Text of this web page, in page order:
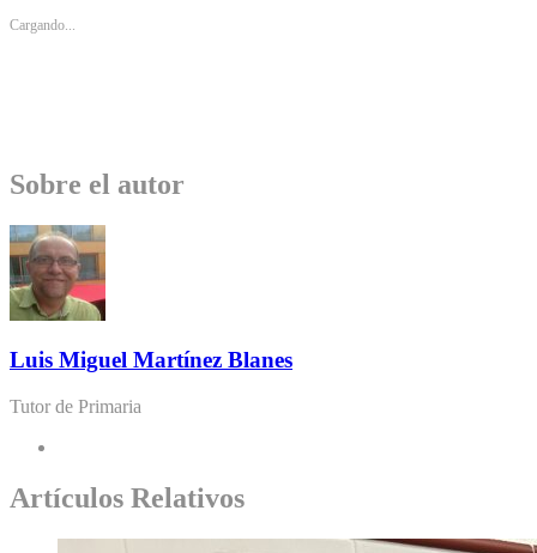
Cargando...
Sobre el autor
Luis Miguel Martínez Blanes
Tutor de Primaria
Artículos Relativos